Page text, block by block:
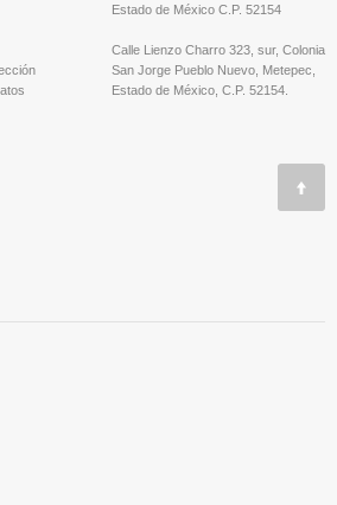
Estado de México C.P. 52154
Calle Lienzo Charro 323, sur, Colonia
San Jorge Pueblo Nuevo, Metepec,
Estado de México, C.P. 52154.